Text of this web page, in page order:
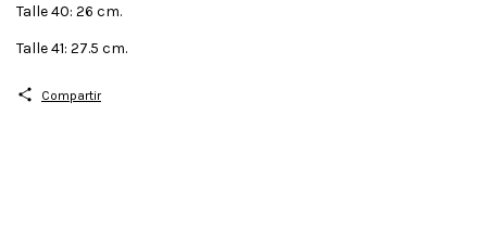
Talle 40: 26 cm.
Talle 41: 27.5 cm.
Compartir